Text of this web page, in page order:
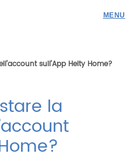
sull’App Helty Home?
la